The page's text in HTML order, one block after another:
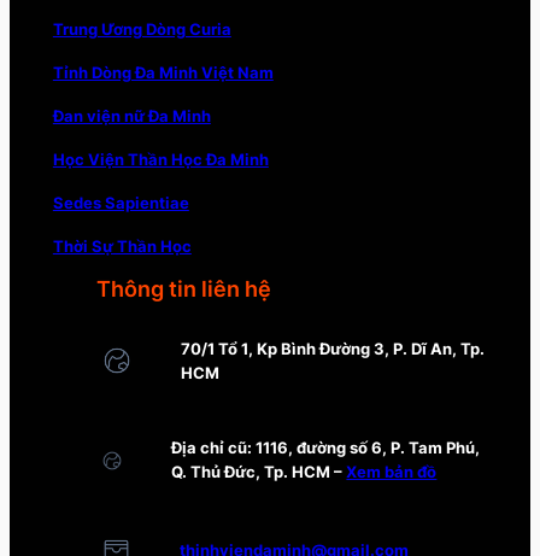
Trung Ương Dòng Curia
Tỉnh Dòng Đa Minh Việt Nam
Đan viện nữ Đa Minh
Học Viện Thần Học Đa Minh
Sedes Sapientiae
Thời Sự Thần Học
Thông tin liên hệ
70/1 Tổ 1, Kp Bình Đường 3, P. Dĩ An, Tp.
HCM
Địa chỉ cũ: 1116, đường số 6, P. Tam Phú,
Q. Thủ Đức, Tp. HCM –Xem bản đồ
thinhviendaminh@gmail.com